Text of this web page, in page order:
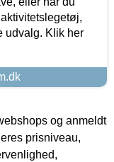
udvalg. Klik her
og anmeldt
prisniveau,